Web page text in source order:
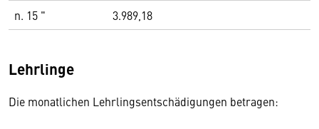
n. 15 "
3.989,18
Lehrlinge
Die monatlichen Lehrlingsentschädigungen betragen: